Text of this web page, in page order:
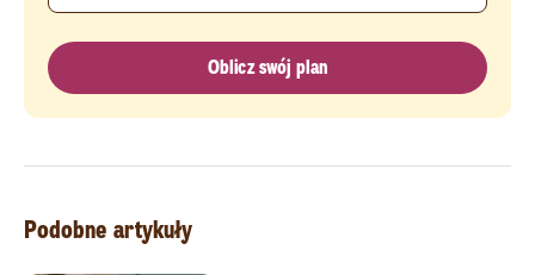
Oblicz swój plan
Podobne artykuły